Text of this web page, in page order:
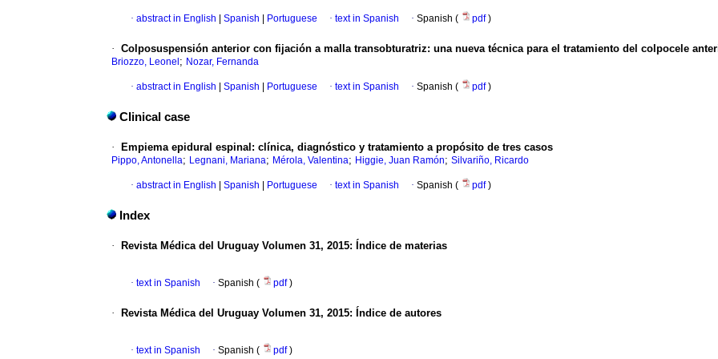
· abstract in English Spanish Portuguese · text in Spanish · Spanish ( pdf)
· Colposuspensión anterior con fijación a malla transobturatriz: una nueva técnica para el tratamiento del colpocele
Briozzo, Leonel ; Nozar, Fernanda
· abstract in English Spanish Portuguese · text in Spanish · Spanish ( pdf)
Clinical case
· Empiema epidural espinal: clínica, diagnóstico y tratamiento a propósito de tres casos
Pippo, Antonella; Legnani, Mariana; Mérola, Valentina; Higgie, Juan Ramón; Silvariño, Ricardo
· abstract in English Spanish Portuguese · text in Spanish · Spanish ( pdf)
Index
· Revista Médica del Uruguay Volumen 31, 2015: Índice de materias
· text in Spanish · Spanish ( pdf)
· Revista Médica del Uruguay Volumen 31, 2015: Índice de autores
· text in Spanish · Spanish ( pdf)